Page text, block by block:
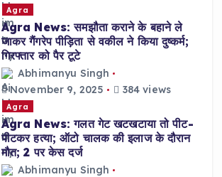
Agra
Agra News: समझौता कराने के बहाने ले
जाकर गैंगरेप पीड़िता से वकील ने किया दुष्कर्म;
गिरफ्तार को पैर टूटे
Abhimanyu Singh
November 9, 2025
384 views
Agra
Agra News: गलत गेट खटखटाया तो पीट-
पीटकर हत्या; ऑटो चालक की इलाज के दौरान
मौत; 2 पर केस दर्ज
Abhimanyu Singh